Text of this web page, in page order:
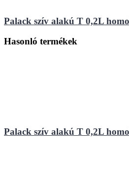
Palack szív alakú T 0,2L
Hasonló termékek
Palack szív alakú T 0,2L